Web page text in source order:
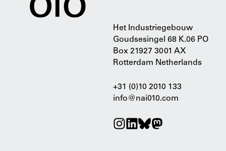
Het Industriegebouw
Goudsesingel 68 K.06 PO
Box 21927 3001 AX
Rotterdam Netherlands
+31 (0)10 2010 133
info@nai010.com